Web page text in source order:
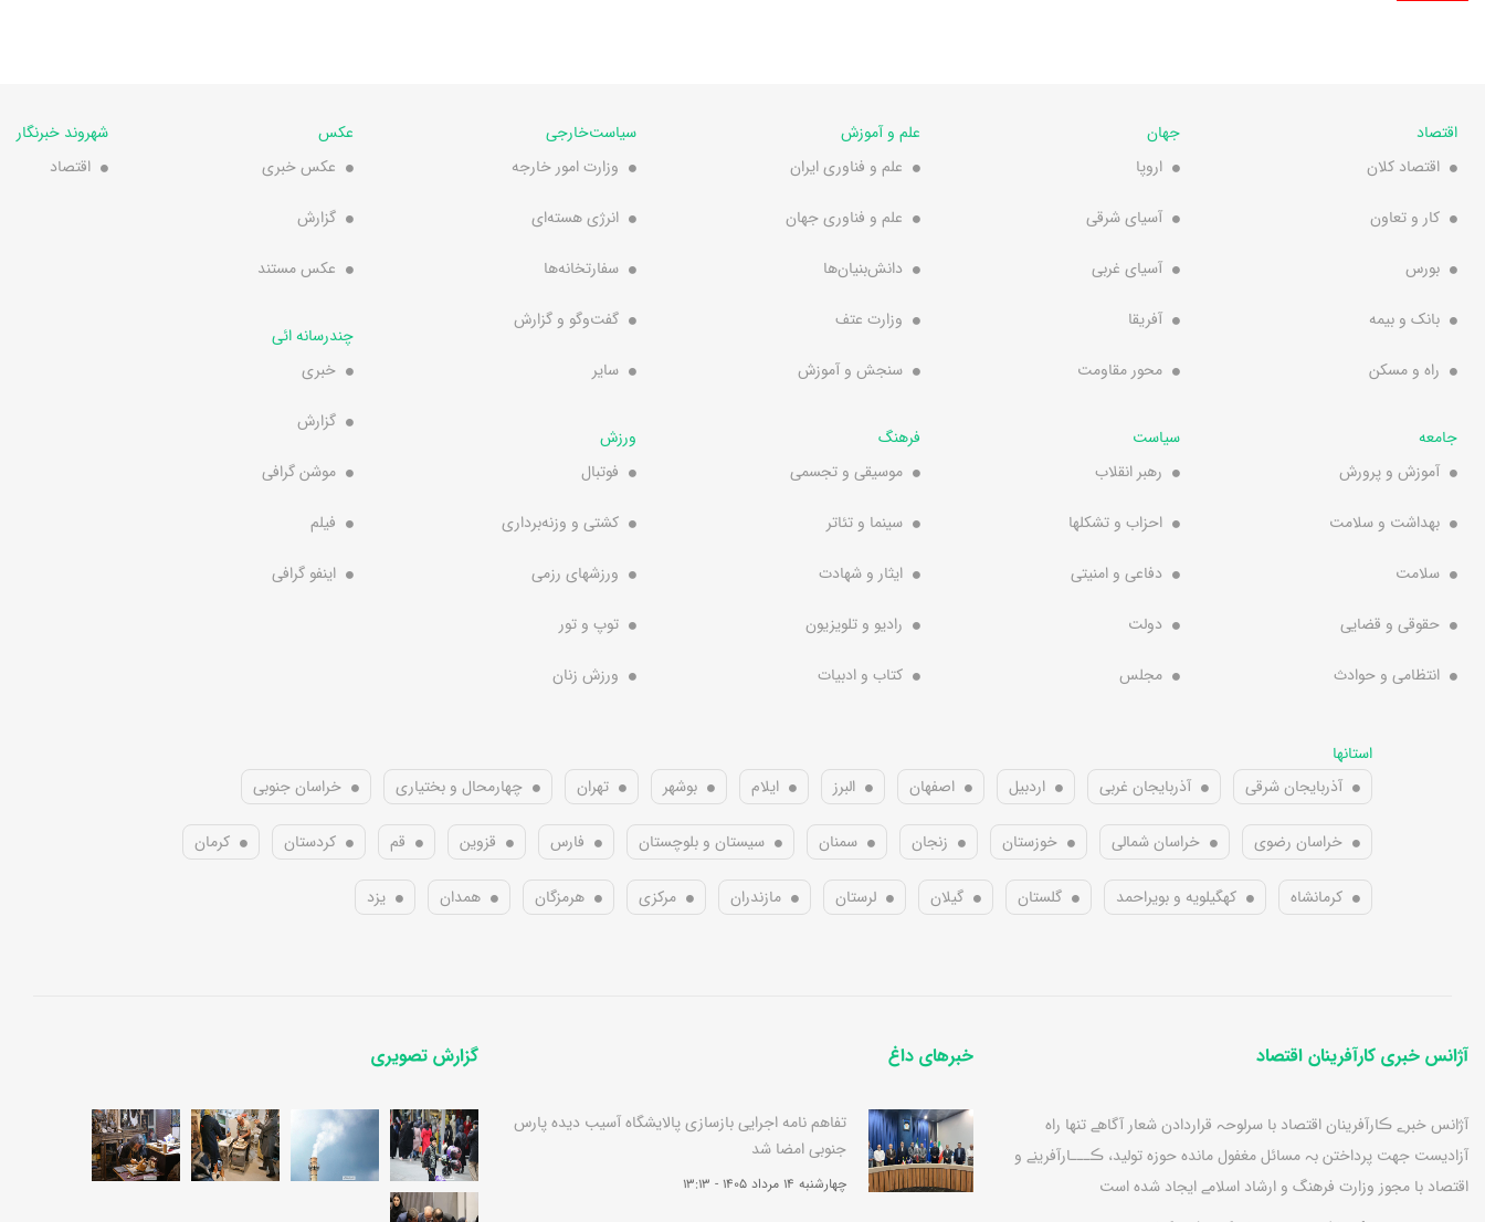
اقتصاد
اقتصاد کلان
کار و تعاون
بورس
بانک و بیمه
راه و مسکن
جامعه
آموزش و پرورش
بهداشت و سلامت
سلامت
حقوقی و قضایی
انتظامی و حوادث
جهان
اروپا
آسیای شرقی
آسیای غربی
آفریقا
محور مقاومت
سیاست
رهبر انقلاب
احزاب و تشکلها
دفاعی و امنیتی
دولت
مجلس
علم و آموزش
علم و فناوری ایران
علم و فناوری جهان
دانش‌بنیان‌ها
وزارت عتف
سنجش و آموزش
فرهنگ
موسیقی و تجسمی
سینما و تئاتر
ایثار و شهادت
رادیو و تلویزیون
کتاب و ادبیات
سیاست‌خارجی
وزارت امور خارجه
انرژی هسته‌ای
سفارتخانه‌ها
گفت‌وگو و گزارش
سایر
ورزش
فوتبال
کشتی و وزنه‌برداری
ورزشهای رزمی
توپ و تور
ورزش زنان
عکس
عکس خبری
گزارش
عکس مستند
چندرسانه ائی
خبری
گزارش
موشن گرافی
فیلم
اینفو گرافی
شهروند خبرنگار
اقتصاد
استانها
آذربایجان شرقی
آذربایجان غربی اردبیل اصفهان البرز ایلام بوشهر تهران چهارمحال و بختیاری خراسان جنوبی
خراسان رضوی خراسان شمالی خوزستان زنجان سمنان سیستان و بلوچستان فارس قزوین قم کردستان کرمان
کرمانشاه کهگیلویه و بویراحمد گلستان گیلان لرستان مازندران مرکزی هرمزگان همدان یزد
آژانس خبری کارآفرینان اقتصاد
آژانس خبرے ڪارآفرينان اقتصاد با سرلوحہ قراردادن شعار آگاهے تنها راه
آزاديست جهت پرداختن بہ مسائل مغفول مانده حوزه توليد، ڪـــارآفرينے و
اقتصاد با مجوز وزارت فرهنگ و ارشاد اسلامے ايجاد شده است
خبرهای داغ
تفاهم نامه اجرایی بازسازی پالایشگاه آسیب دیده پارس
جنوبی امضا شد
چهارشنبه 14 مرداد 1405 - 13:13
گزارش تصویری